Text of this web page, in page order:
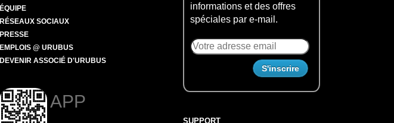
ÉQUIPE
RÉSEAUX SOCIAUX
PRESSE
EMPLOIS @ URUBUS
DEVENIR ASSOCIÉ D'URUBUS
APP
informations et des offres
spéciales par e-mail.
SUPPORT